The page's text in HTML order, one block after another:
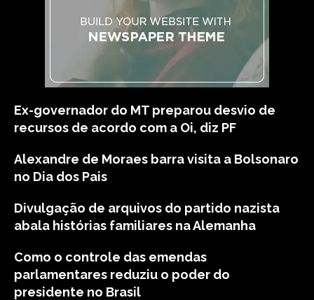
Ex-governador do MT preparou desvio de
recursos de acordo com a Oi, diz PF
Alexandre de Moraes barra visita a Bolsonaro
no Dia dos Pais
Divulgação de arquivos do partido nazista
abala histórias familiares na Alemanha
Como o controle das emendas
parlamentares reduziu o poder do
presidente no Brasil